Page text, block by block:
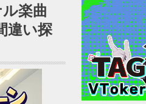
楽曲
違い探